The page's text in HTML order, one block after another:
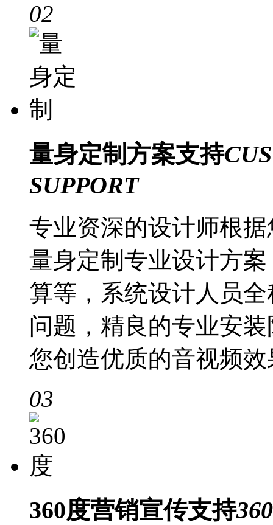
02
量身定制 方案支持
SUPPORT
专业资深的设计师根
量身定制专业设计方
算等，系统设计人员
问题，精良的专业安
您创造优质的音视频效
03
360度营销宣传支持